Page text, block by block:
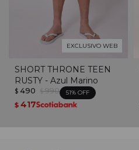
EXCLUSIVO WEB
SHORT THRONE TEEN
RUSTY - Azul Marino
$ 490 $ 990 51
$ 417